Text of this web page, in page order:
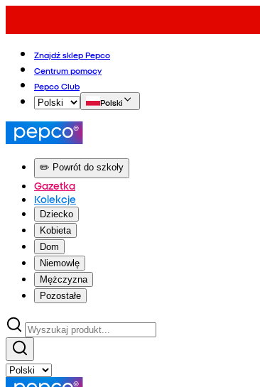
Znajdź sklep Pepco
Centrum pomocy
Pepco Club
Polski
✏️ Powrót do szkoły
Gazetka
Kolekcje
Dziecko
Kobieta
Dom
Niemowlę
Mężczyzna
Pozostałe